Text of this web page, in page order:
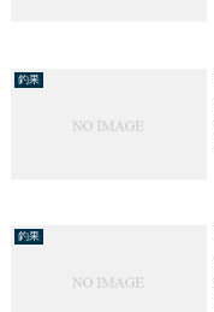
釣果
釣果